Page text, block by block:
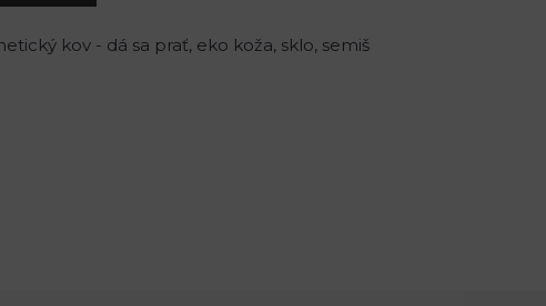
kov - dá sa prať, eko koža, sklo, semiš